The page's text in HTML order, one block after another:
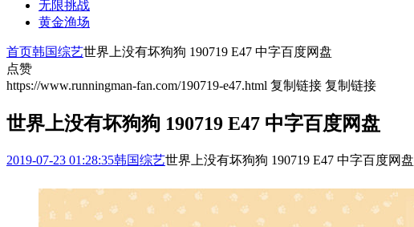
无限挑战
黄金渔场
首页韩国综艺世界上没有坏狗狗 190719 E47 中字百度网盘
点赞
https://www.runningman-fan.com/190719-e47.html 复制链接 复制链接
世界上没有坏狗狗 190719 E47 中字百度网盘
2019-07-23 01:28:35韩国综艺世界上没有坏狗狗 190719 E47 中字百度网盘